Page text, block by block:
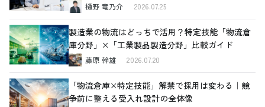
樋野 竜乃介 2026.07.25
製造業の物流はどっちで活用？特定技能「物流倉
庫分野」×「工業製品製造分野」比較ガイド
藤原 幹雄 2026.07.20
「物流倉庫×特定技能」解禁で採用は変わる｜競
争前に整える受入れ設計の全体像